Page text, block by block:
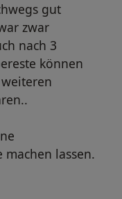
gut
zwar
nach 3
können
machen lassen.